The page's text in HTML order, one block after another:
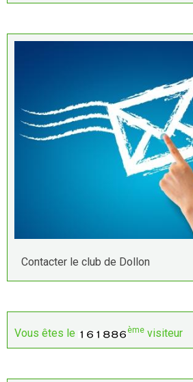
Contacter le club de Dollon
Vous êtes le ème visiteur